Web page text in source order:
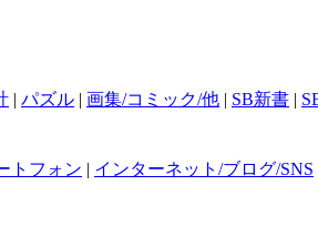
| パズル | 画集/コミック/他 | SB新書 |
トフォン | インターネット/ブログ/SNS